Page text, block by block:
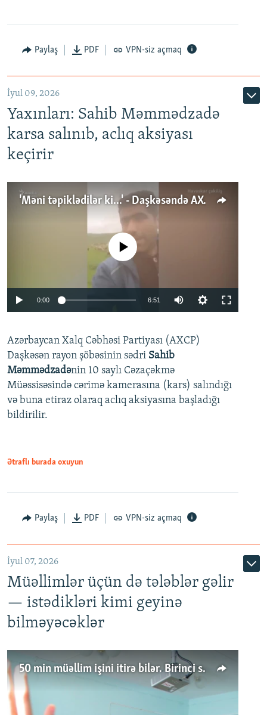
Paylaş PDF VPN-siz açmaq
İyul 09, 2026
Yaxınları: Sahib Məmmədzadə
karsa salınıb, aclıq aksiyası
keçirir
'Məni təpiklədilər ki...' - Daşkəsəndə AXCP fəalının yaxınları onun həbsinə etiraz edirlər
Auto 240p 360p
720p 1080p
No media source currently available
0:00 6:51
360p
720p
1080p
Azərbaycan Xalq Cəbhəsi Partiyası (AXCP)
Daşkəsən rayon şöbəsinin sədri Sahib
Məmmədzadənin 10 saylı Cəzaçəkmə
Müəssisəsində cərimə kamerasına (kars) salındığı
və buna etiraz olaraq aclıq aksiyasına başladığı
bildirilir.
Ətraflı burada oxuyun
Paylaş PDF VPN-siz açmaq
İyul 07, 2026
Müəllimlər üçün də tələblər gəlir
— istədikləri kimi geyinə
bilməyəcəklər
50 min müəllim işini itirə bilər. Birinci sinfə gedənlər azalır